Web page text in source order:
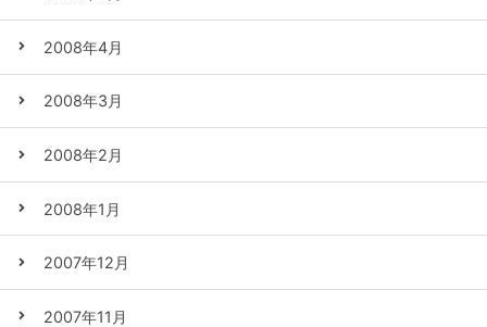
2008年4月
2008年3月
2008年2月
2008年1月
2007年12月
2007年11月